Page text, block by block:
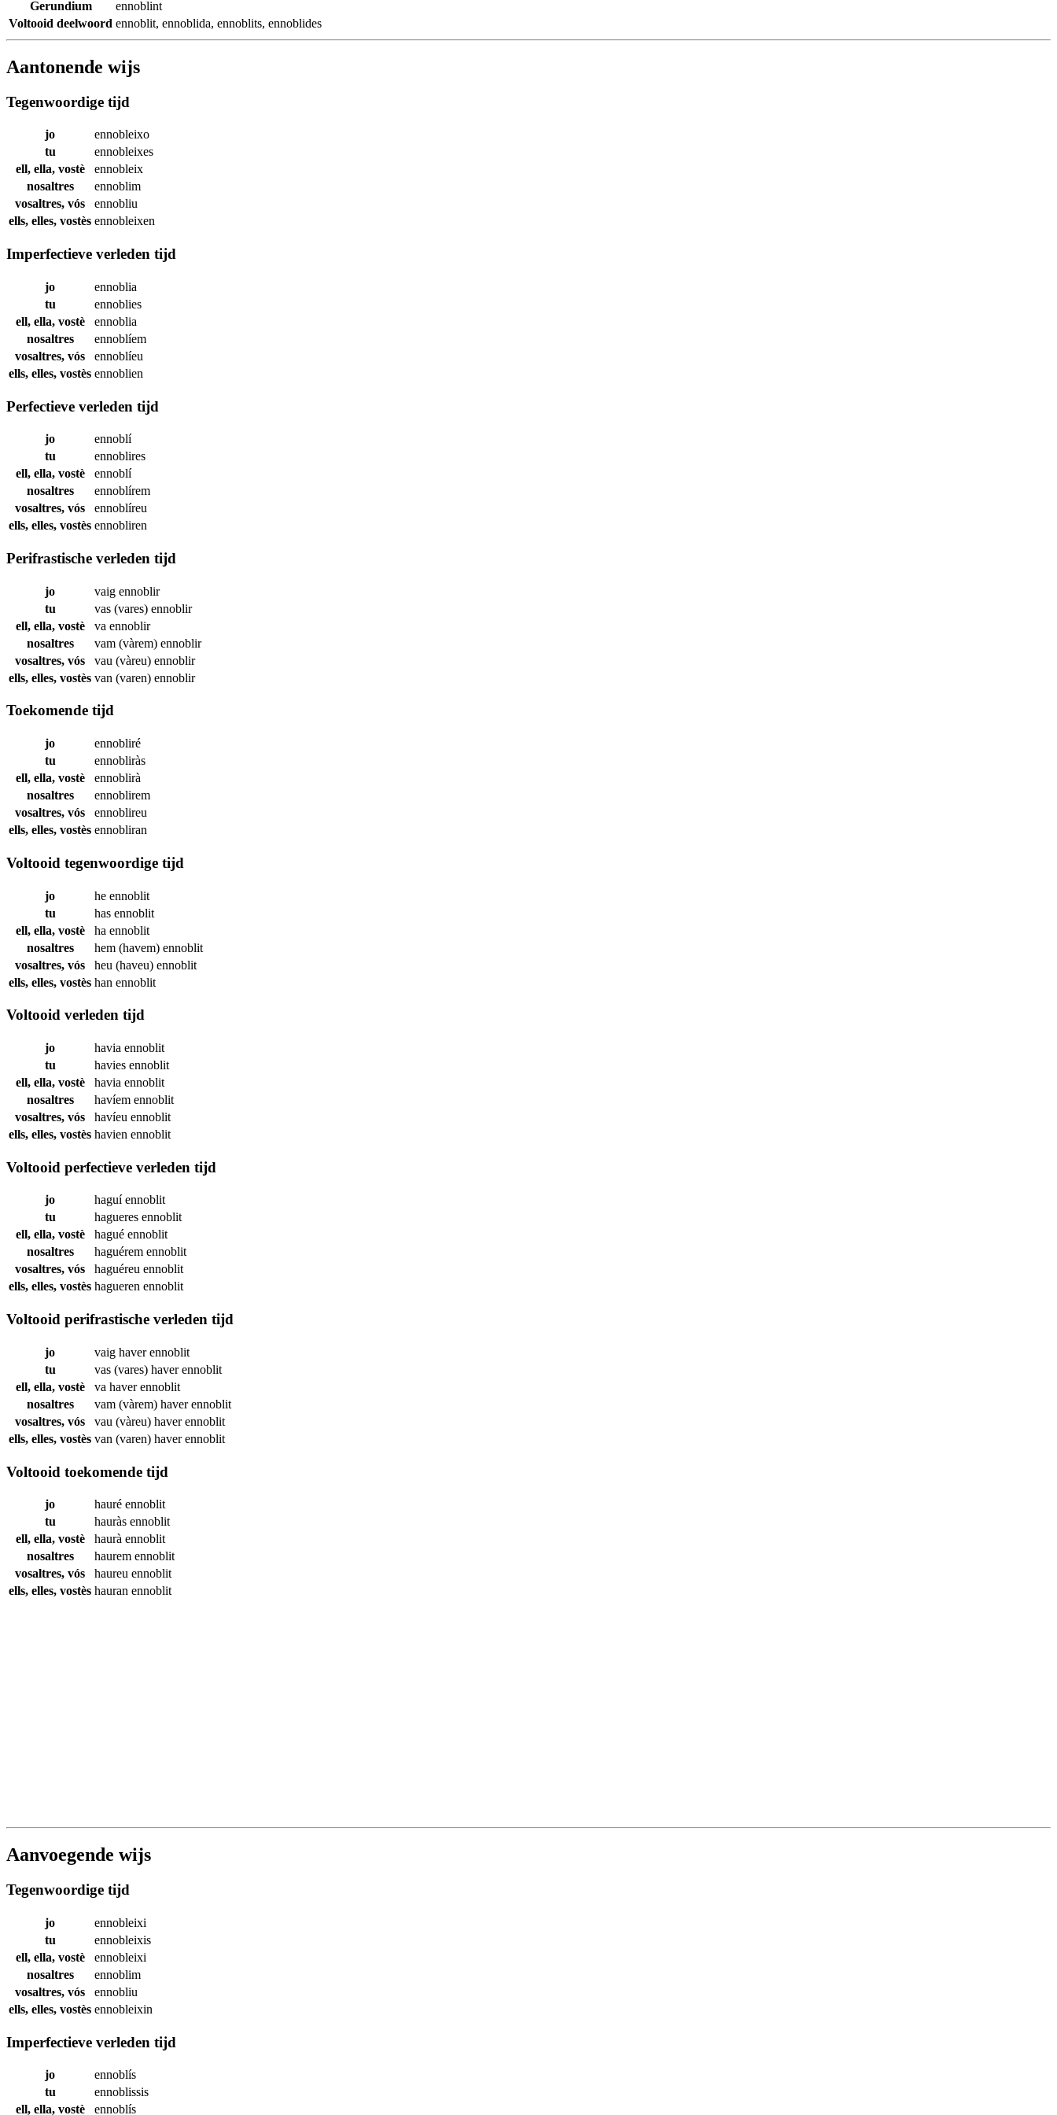
Gerundium
ennoblint
Voltooid deelwoord ennoblit, ennoblida, ennoblits, ennoblides
Aantonende wijs
Tegenwoordige tijd
jo
ennobleixo
tu
ennobleixes
ell, ella, vostè
ennobleix
nosaltres
ennoblim
vosaltres, vós
ennobliu
ells, elles, vostès ennobleixen
Imperfectieve verleden tijd
jo
ennoblia
tu
ennoblies
ell, ella, vostè
ennoblia
nosaltres
ennoblíem
vosaltres, vós
ennoblíeu
ells, elles, vostès ennoblien
Perfectieve verleden tijd
jo
ennoblí
tu
ennoblires
ell, ella, vostè
ennoblí
nosaltres
ennoblírem
vosaltres, vós
ennoblíreu
ells, elles, vostès ennobliren
Perifrastische verleden tijd
jo vaig ennoblir
tu
vas (vares) ennoblir
ell, ella, vostè
va ennoblir
nosaltres
vam (vàrem) ennoblir
vosaltres, vós
vau (vàreu) ennoblir
ells, elles, vostès van (varen) ennoblir
Toekomende tijd
jo
ennobliré
tu
ennobliràs
ell, ella, vostè
ennoblirà
nosaltres
ennoblirem
vosaltres, vós
ennoblireu
ells, elles, vostès ennobliran
Voltooid tegenwoordige tijd
jo he ennoblit
tu
has ennoblit
ell, ella, vostè
ha ennoblit
nosaltres
hem (havem) ennoblit
vosaltres, vós
heu (haveu) ennoblit
ells, elles, vostès han ennoblit
Voltooid verleden tijd
jo havia ennoblit
tu
havies ennoblit
ell, ella, vostè
havia ennoblit
nosaltres
havíem ennoblit
vosaltres, vós
havíeu ennoblit
ells, elles, vostès havien ennoblit
Voltooid perfectieve verleden tijd
jo haguíennoblit
tu
hagueres ennoblit
ell, ella, vostè
hagué ennoblit
nosaltres
haguérem ennoblit
vosaltres, vós
haguéreu ennoblit
ells, elles, vostès hagueren ennoblit
Voltooid perifrastische verleden tijd
jo vaig haverennoblit
tu
vas (vares) haverennoblit
ell, ella, vostè
va haverennoblit
nosaltres
vam (vàrem) haverennoblit
vosaltres, vós
vau (vàreu) haverennoblit
ells, elles, vostès van (varen) haverennoblit
Voltooid toekomende tijd
jo hauré ennoblit
tu
hauràs ennoblit
ell, ella, vostè
haurà ennoblit
nosaltres
haurem ennoblit
vosaltres, vós
haureu ennoblit
ells, elles, vostès hauran ennoblit
Aanvoegende wijs
Tegenwoordige tijd
jo
ennobleixi
tu
ennobleixis
ell, ella, vostè
ennobleixi
nosaltres
ennoblim
vosaltres, vós
ennobliu
ells, elles, vostès ennobleixin
Imperfectieve verleden tijd
jo
ennoblís
tu
ennoblissis
ell, ella, vostè
ennoblís